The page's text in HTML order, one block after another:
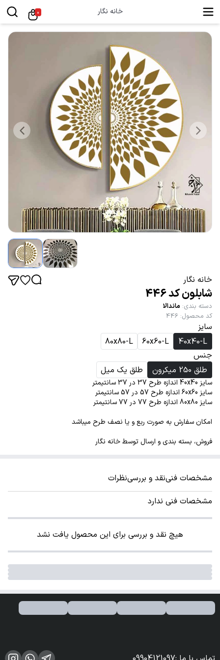
خانه نگار 0
خانه نگار
شابلون کد 446
دسته بندی: ماندالا
کد محصول:
446
سایز
40x40-L
60x60-L
80x80-L
جنس
طلق 250 میکرون
طلق یک میل
سایز 40x40 اندازه طرح 37 در 37 سانتیمتر
سایز 60x60 اندازه طرح 57 در 57 سانتیمتر
سایز 80x80 اندازه طرح 77 در 77 سانتیمتر
امکان سفارش به صورت ربع و یا نصف طرح میباشد
فروش، بسته بندی و ارسال توسط خانه نگار
مشخصات فنینقد و بررسینظرات
مشخصات فنی ندارد
هیچ نقد و بررسی برای این محصول یافت نشد